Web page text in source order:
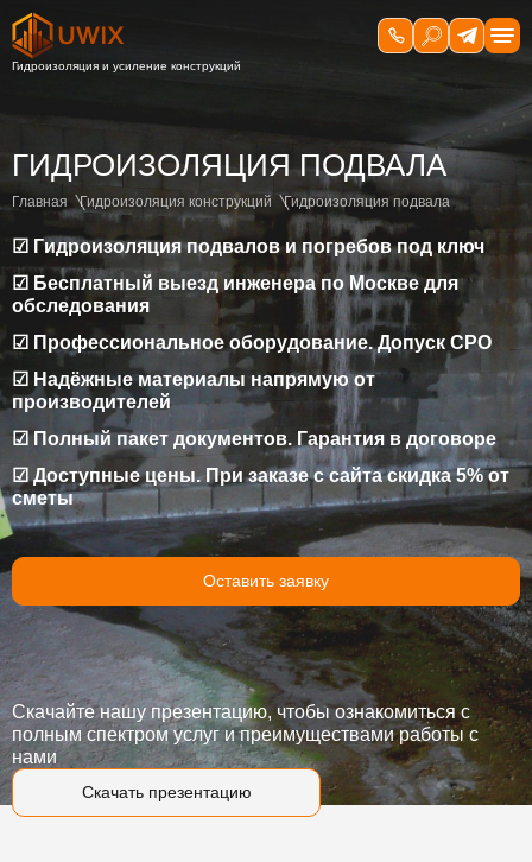
ГИДРОИЗОЛЯЦИЯ ПОДВАЛА
Главная Гидроизоляция конструкций Гидроизоляция подвала
☑ Гидроизоляция подвалов и погребов под ключ
☑ Бесплатный выезд инженера по Москве для
обследования
☑ Профессиональное оборудование. Допуск СРО
☑ Надёжные материалы напрямую от
производителей
☑ Полный пакет документов. Гарантия в договоре
☑ Доступные цены. При заказе с сайта скидка 5% от
сметы
Оставить заявку
Скачать презентацию
Скачайте нашу презентацию, чтобы ознакомиться с
полным спектром услуг и преимуществами работы с
нами